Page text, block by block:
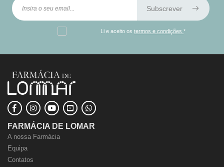
Subscrever
Li e aceito ostermos e condições*
FARMÁCIA DE LOMAR
A nossa Farmácia
Equipa
Contatos